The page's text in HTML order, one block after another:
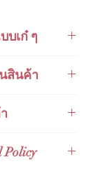
บเก๋ ๆ
ย ๆ เส้น หรือ
คำว่า "
วกันไปเลยสอง
สินค้า
รับของ
Post
Policy